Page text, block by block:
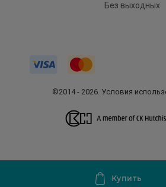
Без выходных
©2014 - 2026. Условия